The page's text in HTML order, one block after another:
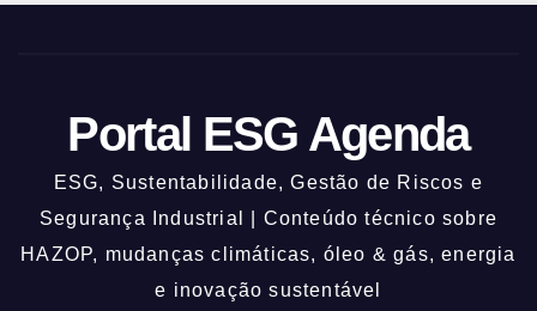
Portal ESG Agenda
ESG, Sustentabilidade, Gestão de Riscos e
Segurança Industrial | Conteúdo técnico sobre
HAZOP, mudanças climáticas, óleo & gás, energia
e inovação sustentável